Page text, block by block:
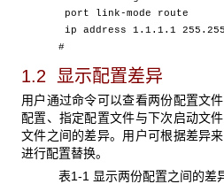
port link-mode route
ip address 1.1.1.1
#
1.2 显示配置差异
用户通过命令可以查看两份配置文
配置、指定配置文件与下次启动文
文件之间的差异。用户可根据差异
进行配置替换。
表1-1 显示两份配置之间的差